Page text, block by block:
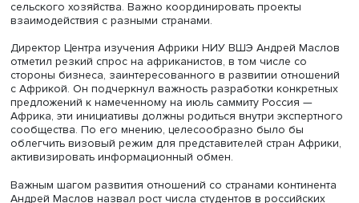
сотрудничество в энергетической сфере, и
атомной электростанции в Египте подтверждает
Алексей Васильев, показывает, что на будущее Африки
следует смотреть с оптимизмом.
Посол Республики Сенегал в России Жан-Батист
подчеркнул, что многочисленное население и большая
площадь Африки являются одновременно силой и
континента. Высокая плотность населения в условиях
непригодности или неиспользования значительной
территории и ресурсов приводит к серьезным
обеспечении продовольствием и другими ресурсами.